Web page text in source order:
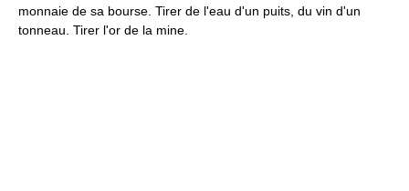
monnaie de sa bourse. Tirer de l'eau d'un puits, du vin d'un
tonneau. Tirer l'or de la mine.